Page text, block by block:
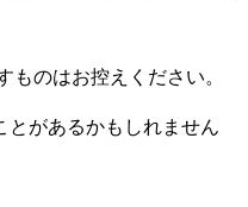
のはお控えください。
とがあるかもしれません